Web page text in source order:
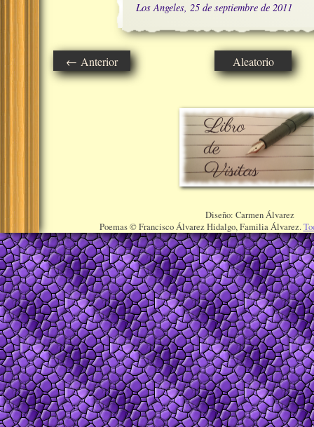
Los Angeles, 25 de septiembre de 2011
← Anterior Aleatorio
Diseño: Carmen Álvarez
Poemas © Francisco Álvarez Hidalgo, Familia Álvarez.